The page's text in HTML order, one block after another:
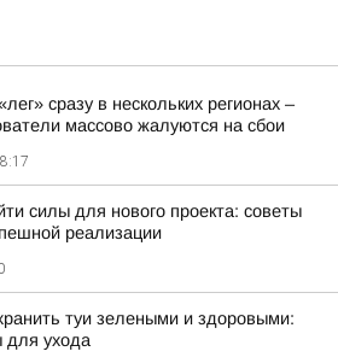
сразу в нескольких регионах –
массово жалуются на сбои
силы для нового проекта: советы
реализации
туи зелеными и здоровыми:
для ухода